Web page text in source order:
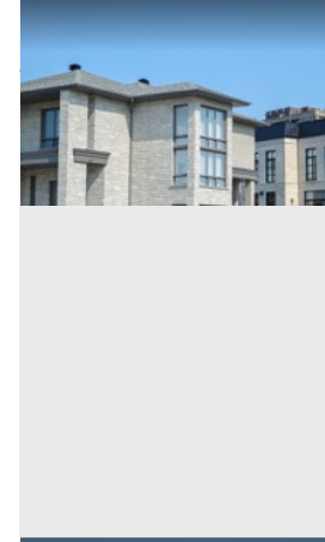
Abitazione di Tipo Civile
Tortolì (Nuoro)
76.233,75 €
Codice asta:f7cdc068
Asta chiusa